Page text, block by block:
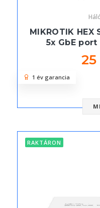
MIKROTIK HEX
5x GbE port
1 év garancia
RAKTÁRON